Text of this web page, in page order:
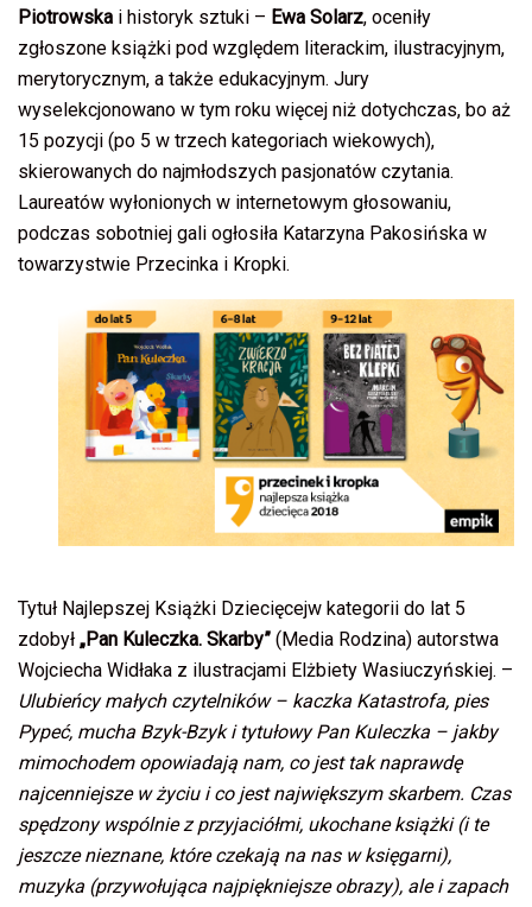
Piotrowska i historyk sztuki – Ewa Solarz, oceniły
zgłoszone książki pod względem literackim, ilustracyjnym,
merytorycznym, a także edukacyjnym. Jury
wyselekcjonowano w tym roku więcej niż dotychczas, bo aż
15 pozycji (po 5 w trzech kategoriach wiekowych),
skierowanych do najmłodszych pasjonatów czytania.
Laureatów wyłonionych w internetowym głosowaniu,
podczas sobotniej gali ogłosiła Katarzyna Pakosińska w
towarzystwie Przecinka i Kropki.
Tytuł Najlepszej Książki Dziecięcejw kategorii do lat 5
zdobył „Pan Kuleczka. Skarby” (Media Rodzina) autorstwa
Wojciecha Widłaka z ilustracjami Elżbiety Wasiuczyńskiej. –
Ulubieńcy małych czytelników – kaczka Katastrofa, pies
Pypeć, mucha Bzyk-Bzyk i tytułowy Pan Kuleczka – jakby
mimochodem opowiadają nam, co jest tak naprawdę
najcenniejsze w życiu i co jest największym skarbem. Czas
spędzony wspólnie z przyjaciółmi, ukochane książki (i te
jeszcze nieznane, które czekają na nas w księgarni),
muzyka (przywołująca najpiękniejsze obrazy), ale i zapach